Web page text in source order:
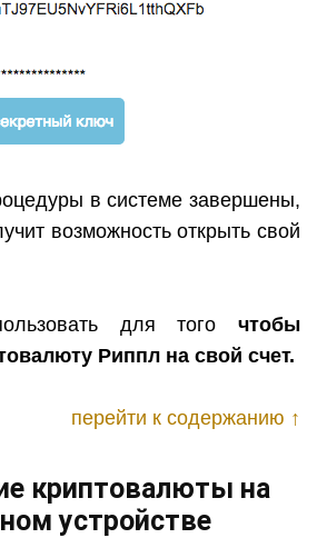
в системе завершены,
возможность открыть свой
для того чтобы
Риппл на свой счет.
перейти к содержанию ↑
криптовалюты на
устройстве